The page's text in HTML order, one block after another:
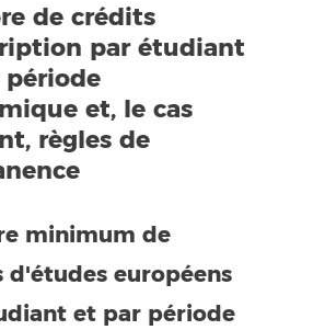
de crédits
par étudiant
et, le cas
règles de
minimum de
d'études européens
et par période